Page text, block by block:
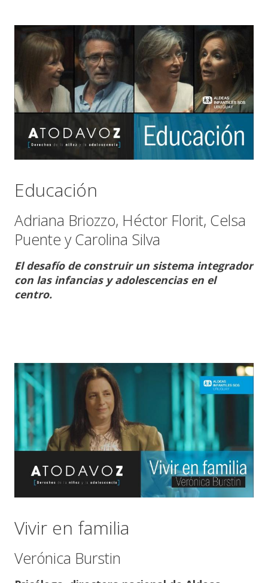
Educación
Adriana Briozzo, Héctor Florit, Celsa
Puente y Carolina Silva
El desafío de construir un sistema integrador
con las infancias y adolescencias en el
centro.
Vivir en familia
Verónica Burstin